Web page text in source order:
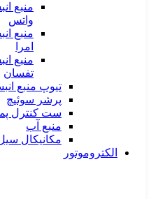
منبع
واتس
منبع
امرا
منبع
تفسان
تیوپ منبع
پرشر سوئیچ
ست کنترل
منبع آب
مکانیکال
الکتروموتور